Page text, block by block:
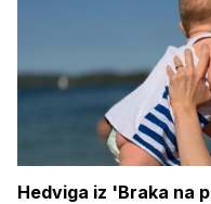
Hedviga iz 'Braka na